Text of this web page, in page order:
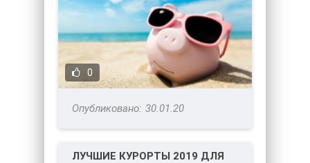
0
30.01.20
ЛУЧШИЕ КУРОРТЫ 2019 ДЛЯ